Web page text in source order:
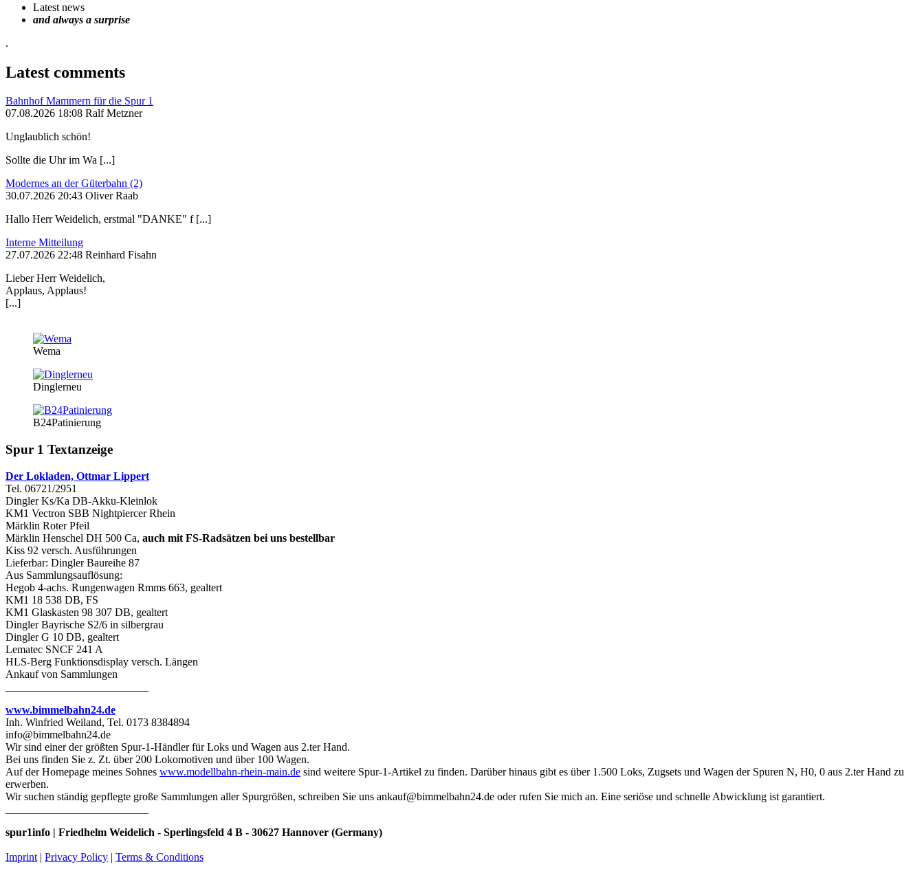
Latest news
and always a surprise
.
Latest comments
Bahnhof Mammern für die Spur 1
07.08.2026 18:08 Ralf Metzner
Unglaublich schön!
Sollte die Uhr im Wa [...]
Modernes an der Güterbahn (2)
30.07.2026 20:43 Oliver Raab
Hallo Herr Weidelich, erstmal "DANKE" f [...]
Interne Mitteilung
27.07.2026 22:48 Reinhard Fisahn
Lieber Herr Weidelich,
Applaus, Applaus!
[...]
Wema
Dinglerneu
B24Patinierung
Spur 1 Textanzeige
Der Lokladen, Ottmar Lippert
Tel. 06721/2951
Dingler Ks/Ka DB-Akku-Kleinlok
KM1 Vectron SBB Nightpiercer Rhein
Märklin Roter Pfeil
Märklin Henschel DH 500 Ca, auch mit FS-Radsätzen bei uns bestellbar
Kiss 92 versch. Ausführungen
Lieferbar: Dingler Baureihe 87
Aus Sammlungsauflösung:
Hegob 4-achs. Rungenwagen Rmms 663, gealtert
KM1 18 538 DB, FS
KM1 Glaskasten 98 307 DB, gealtert
Dingler Bayrische S2/6 in silbergrau
Dingler G 10 DB, gealtert
Lematec SNCF 241 A
HLS-Berg Funktionsdisplay versch. Längen
Ankauf von Sammlungen
www.bimmelbahn24.de
Inh. Winfried Weiland, Tel. 0173 8384894
info@bimmelbahn24.de
Wir sind einer der größten Spur-1-Händler für Loks und Wagen aus 2.ter Hand.
Bei uns finden Sie z. Zt. über 200 Lokomotiven und über 100 Wagen.
Auf der Homepage meines Sohnes www.modellbahn-rhein-main.de sind weitere Spur-1-Artikel zu finden. Darüber hinaus gibt es über 1.500 Loks, Zugsets und Wagen der Spuren N, H0, 0 aus 2.ter Hand zu
erwerben.
Wir suchen ständig gepflegte große Sammlungen aller Spurgrößen, schreiben Sie uns ankauf@bimmelbahn24.de oder rufen Sie mich an. Eine seriöse und schnelle Abwicklung ist garantiert.
spur1info | Friedhelm Weidelich - Sperlingsfeld 4 B - 30627 Hannover (Germany)
Imprint | Privacy Policy | Terms & Conditions